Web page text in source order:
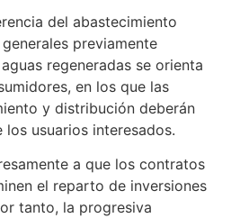
del abastecimiento
previamente
regeneradas se orienta
en los que las
y distribución deberán
usuarios interesados.
a que los contratos
el reparto de inversiones
tanto, la progresiva